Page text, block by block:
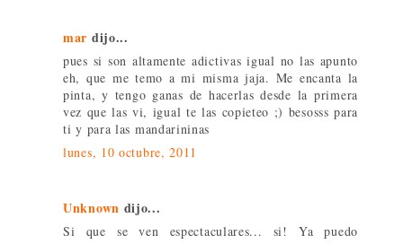
mar dijo...
pues si son altamente adictivas igual no las apunto
eh, que me temo a mi misma jaja. Me encanta la
pinta, y tengo ganas de hacerlas desde la primera
vez que las vi, igual te las copieteo ;) besosss para
ti y para las mandarininas
lunes, 10 octubre, 2011
Unknown dijo...
Si que se ven espectaculares... si! Ya puedo